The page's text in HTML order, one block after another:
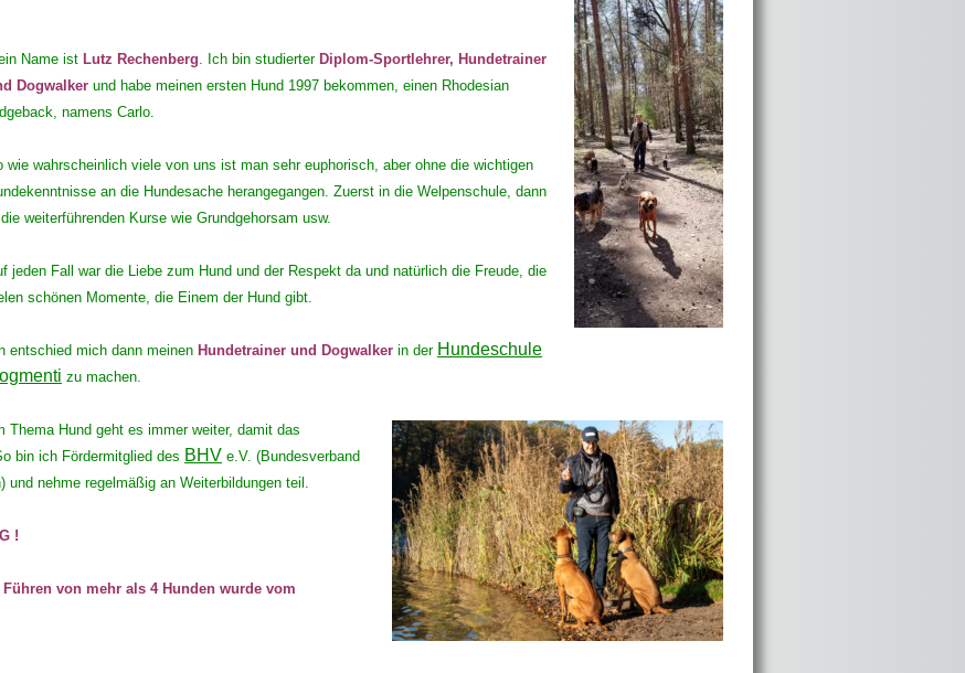
Name ist Lutz Rechenberg. Ich bin studierter Diplom-Sportlehrer, Hundetrainer
Dogwalker und habe meinen ersten Hund 1997 bekommen, einen Rhodesian
namens Carlo.
wie wahrscheinlich viele von uns ist man sehr euphorisch, aber ohne die wichtigen
an die Hundesache herangegangen. Zuerst in die Welpenschule, dann
weiterführenden Kurse wie Grundgehorsam usw.
jeden Fall war die Liebe zum Hund und der Respekt da und natürlich die Freude, die
schönen Momente, die Einem der Hund gibt.
entschied mich dann meinen Hundetrainer und Dogwalker in der Hundeschule
zu machen.
Hund geht es immer weiter, damit das
bin ich Fördermitglied des BHV e.V. (Bundesverband
und nehme regelmäßig an Weiterbildungen teil.
!
von mehr als 4 Hunden wurde vom